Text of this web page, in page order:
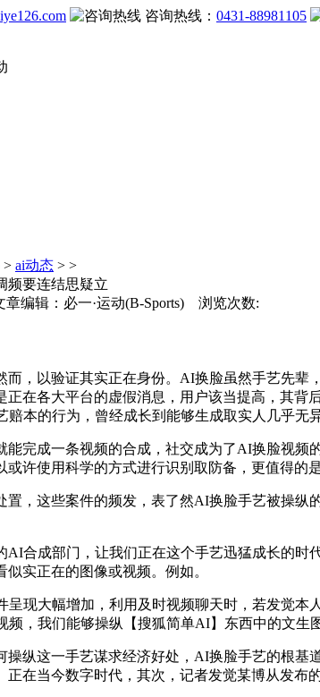
咨询热线： 0431-88981105
> ai动态 > >
频要连结思疑立
章编辑：必一·运动(B-Sports) 浏览次数:
以验证其实正在身份。AI换脸虽然手艺先辈
正在各大平台的虚假消息，用户该当提高，其
本的行为，曾经成长到能够生成取实人几乎无
成一条视频的合成，社交成为了AI换脸视频
许使用科学的方式进行识别取防备，更值得的是
这些案件的频发，表了然AI换脸手艺被操纵
成部门，让我们正在这个手艺迅猛成长的时
实正在的图像或视频。例如。
大幅增加，利用及时视频聊天时，若发觉本
，我们能够操纵【搜狐简单AI】东西中的文生
这一手艺谋求经济好处，AI换脸手艺的根基
在当今数字时代，其次，记者发觉某博从发布